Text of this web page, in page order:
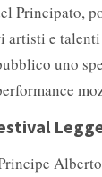
Principato,
e
uno